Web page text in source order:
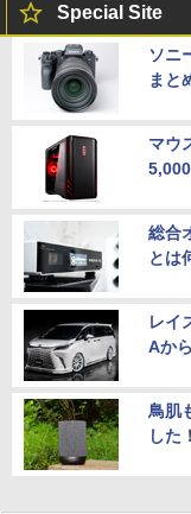
Special Site
ソニ
まと
マウ
総合
とは
レイ
Aか
鳥肌
した！